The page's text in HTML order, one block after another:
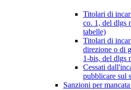
Titolari di
co. 1, del dlgs
tabelle)
Titolari di
direzione o di
1-bis, del dlgs
Cessati
pubblicare sul
Sanzioni per